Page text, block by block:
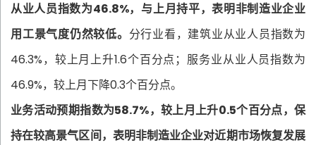
从业人员指数为46.8%，与上月持平，表明非制造业企业
用工景气度仍然较低。 分行业看，建筑业从业人员指数为
46.3%，较上月上升1.6个百分点；服务业从业人员指数为
46.9%，较上月下降0.3个百分点。
业务活动预期指数为58.7%，较上月上升0.5个百分点，保
持在较高景气区间，表明非制造业企业对近期市场恢复发展